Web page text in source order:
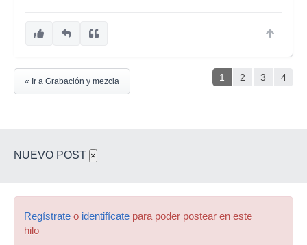
1 2 3 4
« Ir a Grabación y mezcla
NUEVO POST ×
Regístrate o identifícate para poder postear en este
hilo